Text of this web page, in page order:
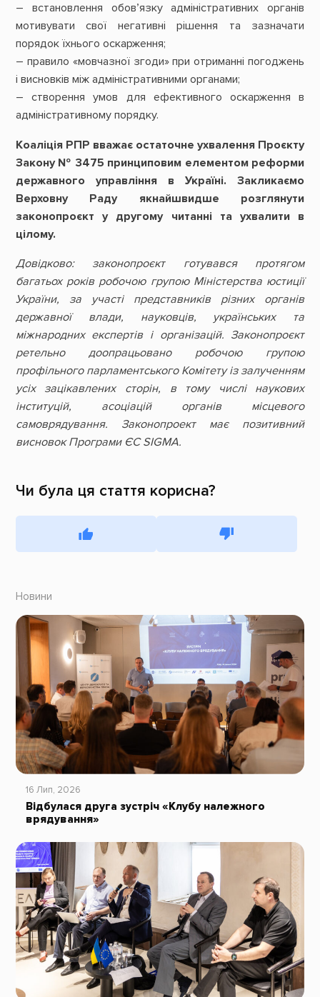
– встановлення обов’язку адміністративних органів
мотивувати свої негативні рішення та зазначати
порядок їхнього оскарження;
– правило «мовчазної згоди» при отриманні погоджень
і висновків між адміністративними органами;
– створення умов для ефективного оскарження в
адміністративному порядку.
Коаліція РПР вважає остаточне ухвалення Проєкту
Закону № 3475 принциповим елементом реформи
державного управління в Україні. Закликаємо
Верховну Раду якнайшвидше розглянути
законопроєкт у другому читанні та ухвалити в
цілому.
Довідково: законопроєкт готувався протягом
багатьох років робочою групою Міністерства юстиції
України, за участі представників різних органів
державної влади, науковців, українських та
міжнародних експертів і організацій. Законопроєкт
ретельно доопрацьовано робочою групою
профільного парламентського Комітету із залученням
усіх зацікавлених сторін, в тому числі наукових
інституцій, асоціацій органів місцевого
самоврядування. Законопроект має позитивний
висновок Програми ЄС SIGMA.
Чи була ця стаття корисна?
Новини
16 Лип, 2026
Відбулася друга зустріч «Клубу належного
врядування»